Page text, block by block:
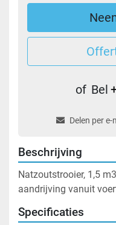
of Bel
Delen per e-
Beschrijving
Natzoutstrooier, 1,5
aandrijving vanuit
Specificaties